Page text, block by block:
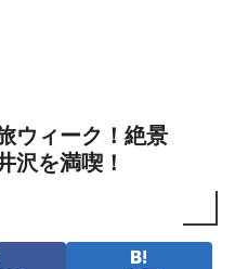
ウィーク！絶景
沢を満喫！